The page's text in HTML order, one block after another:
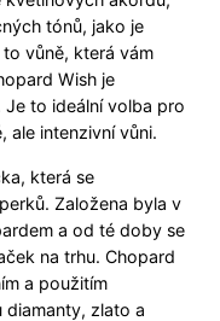
tónů, jako je
vůně, která vám
Wish je
to ideální volba pro
ale intenzivní vůni.
která se
Založena byla v
a od té doby se
na trhu. Chopard
a použitím
diamanty, zlato a